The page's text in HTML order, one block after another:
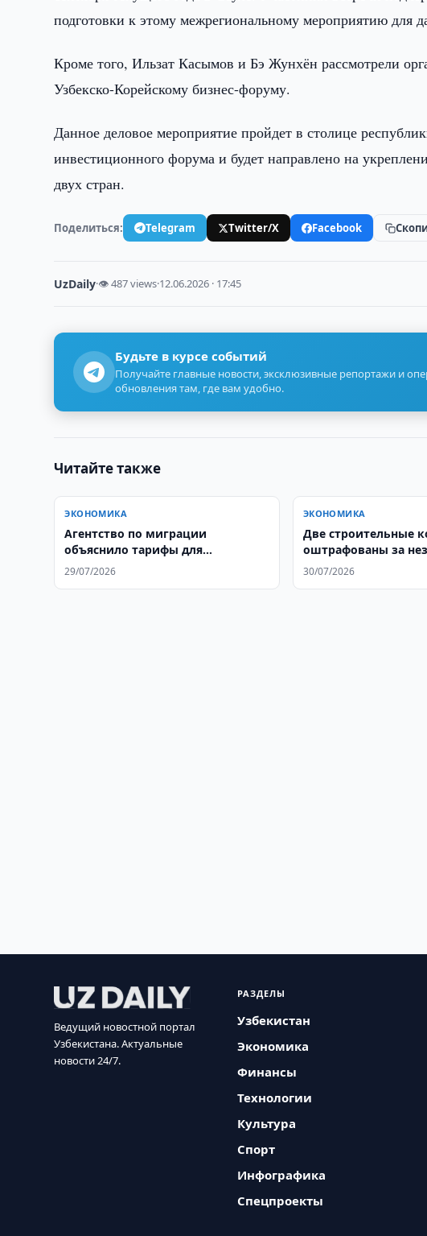
подготовки к этому межрегиональному мероприятию для
Кроме того, Ильзат Касымов и Бэ Жунхён рассмотрели
Узбекско-Корейскому бизнес-форуму.
Данное деловое мероприятие пройдет в столице
инвестиционного форума и будет направлено на
двух стран.
Поделиться: Telegram Twitter/X Facebook
UzDaily·👁 487 views·12.06.2026 · 17:45
Будьте в курсе событий
Получайте главные новости, эксклюзивные репортажи и
обновления там, где вам удобно.
Читайте также
ЭКОНОМИКА
Агентство по миграции
объяснило тарифы для
работников в Корее
29/07/2026
ЭКОНОМИКА
Две строительные
оштрафованы за
рекламу
30/07/2026
Ведущий новостной портал
Узбекистана. Актуальные
новости 24/7.
РАЗДЕЛЫ
Узбекистан
Экономика
Финансы
Технологии
Культура
Спорт
Инфографика
Спецпроекты